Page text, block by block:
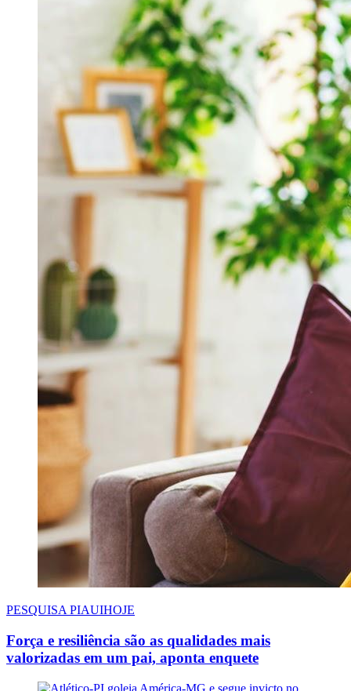
PESQUISA PIAUIHOJE
Força e resiliência são as qualidades mais
valorizadas em um pai, aponta enquete